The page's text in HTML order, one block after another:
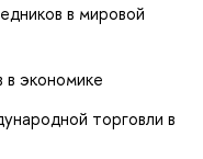
в мировой
в экономике
торговли в